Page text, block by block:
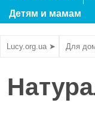
Детям и мамам
Lucy.org.ua ➤ Для